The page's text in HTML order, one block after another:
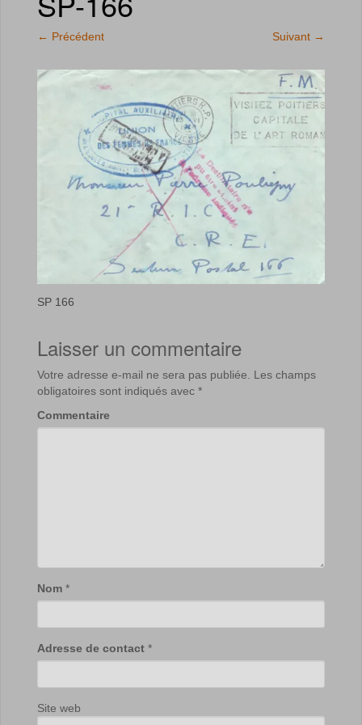
← Précédent Suivant →
SP 166
Laisser un commentaire
Votre adresse e-mail ne sera pas publiée. Les champs
obligatoires sont indiqués avec *
Commentaire
Nom *
Adresse de contact *
Site web